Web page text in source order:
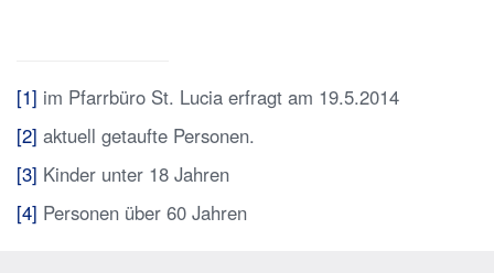
[1] im Pfarrbüro St. Lucia erfragt am 19.5.2014
[2] aktuell getaufte Personen.
[3] Kinder unter 18 Jahren
[4] Personen über 60 Jahren